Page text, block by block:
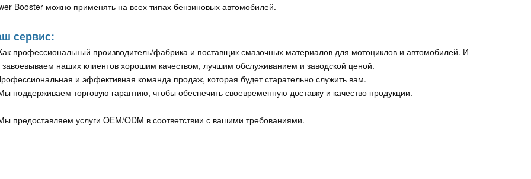
Booster можно применять на всех типах бензиновых автомобилей.
сервис:
профессиональный производитель/фабрика и поставщик смазочных материалов для мотоциклов и автомобилей. И
наших клиентов хорошим качеством, лучшим обслуживанием и заводской ценой.
и эффективная команда продаж, которая будет старательно служить вам.
поддерживаем торговую гарантию, чтобы обеспечить своевременную доставку и качество продукции.
предоставляем услуги OEM/ODM в соответствии с вашими требованиями.